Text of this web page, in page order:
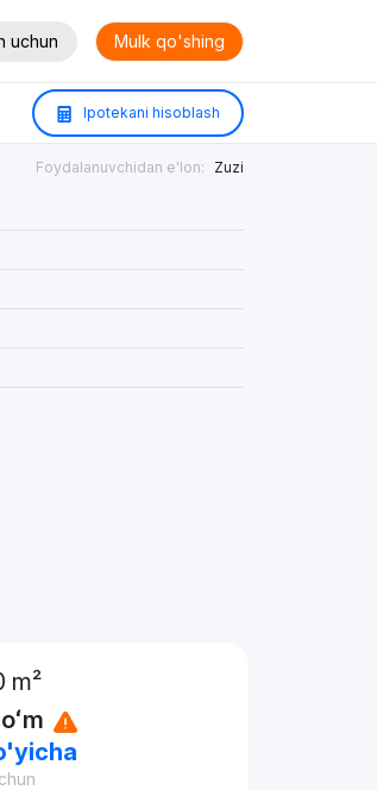
uchun Mulk qo'shing
Ipotekani hisoblash
Foydalanuvchidan e'lon: Zuzi
m²